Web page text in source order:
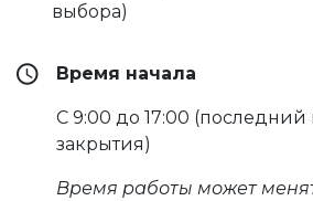
выбора)
Время начала
С 9:00 до 17:00 (последний
закрытия)
Время работы может